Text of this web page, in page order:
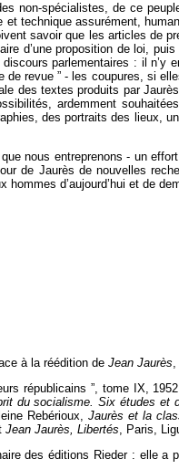
non-spécialistes, de ce
technique assurément,
savoir que les articles de
d’une proposition de loi, puis
parlementaires : il
revue ” - les coupures, si
des textes produits par
ardemment
des portraits des lieux,
nous entreprenons - un
de Jaurès de nouvelles
d’aujourd’hui et de
à la réédition de Jean Jaurès,
républicains ”, tome IX,
du socialisme. Six études et
Rebérioux, Jaurès et la
Jean Jaurès, Libertés, Paris,
des éditions Rieder : elle